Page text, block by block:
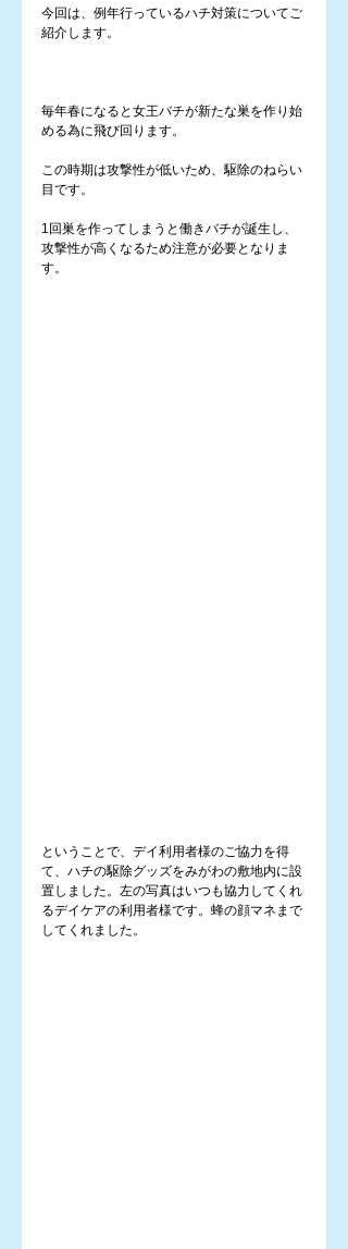
今回は、例年行っているハチ対策についてご
紹介します。
毎年春になると女王バチが新たな巣を作り始
める為に飛び回ります。
この時期は攻撃性が低いため、駆除のねらい
目です。
1回巣を作ってしまうと働きバチが誕生し、
攻撃性が高くなるため注意が必要となりま
す。
ということで、デイ利用者様のご協力を得
て、ハチの駆除グッズをみがわの敷地内に設
置しました。左の写真はいつも協力してくれ
るデイケアの利用者様です。蜂の顔マネまで
してくれました。